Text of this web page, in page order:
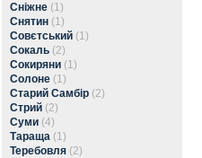
Сніжне (1)
Снятин (1)
Совєтський (1)
Сокаль (2)
Сокиряни (1)
Солоне (1)
Старий Самбір (2)
Стрий (2)
Суми (4)
Тараща (1)
Теребовля (2)